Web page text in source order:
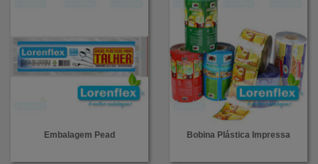
Embalagem Pead Bobina Plástica Impressa